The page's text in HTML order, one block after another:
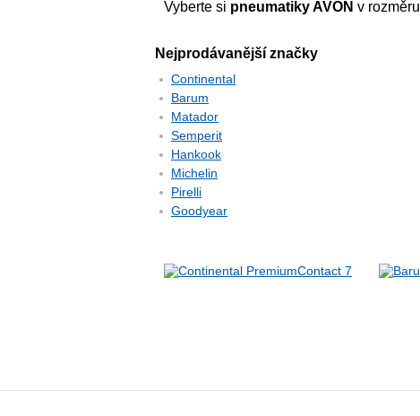
Vyberte si pneumatiky AVON v rozměru
Nejprodávanější značky
Continental
Barum
Matador
Semperit
Hankook
Michelin
Pirelli
Goodyear